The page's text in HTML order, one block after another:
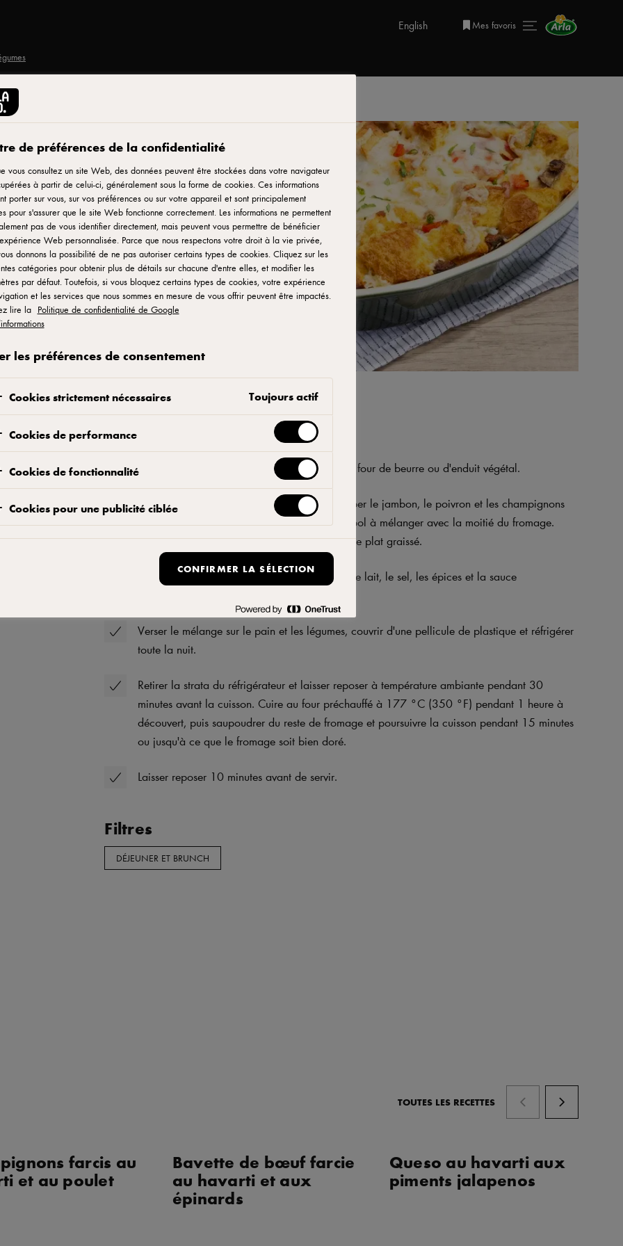
English Mes favoris
Imprimer
fromagée
Graisser légèrement un plat en verre allant au four de beurre ou d'enduit végétal.
Couper le pain en cubes d'environ 1 cm, couper le jambon, le poivron et les champignons
en dés et placer les cubes et les dés dans un bol à mélanger avec la moitié du fromage.
Combiner les ingrédients et les disposer dans le plat graissé.
Dans le bol à mélanger, incorporer les œufs, le lait, le sel, les épices et la sauce
Verser le mélange sur le pain et les légumes, couvrir d'une pellicule de plastique et réfrigérer
toute la nuit.
Retirer la strata du réfrigérateur et laisser reposer à température ambiante pendant 30
minutes avant la cuisson. Cuire au four préchauffé à 177 °C (350 °F) pendant 1 heure à
découvert, puis saupoudrer du reste de fromage et poursuivre la cuisson pendant 15 minutes
ou jusqu'à ce que le fromage soit bien doré.
Laisser reposer 10 minutes avant de servir.
Filtres
DÉJEUNER ET BRUNCH
TOUTES LES RECETTES
farcis au
et au poulet
Bavette de bœuf farcie
au havarti et aux
épinards
Queso au havarti aux
piments jalapenos
de préférences de la confidentialité
vous consultez un site Web, des données peuvent être stockées dans votre navigateur
à partir de celui-ci, généralement sous la forme de cookies. Ces informations
porter sur vous, sur vos préférences ou sur votre appareil et sont principalement
pour s'assurer que le site Web fonctionne correctement. Les informations ne permettent
pas de vous identifier directement, mais peuvent vous permettre de bénéficier
Web personnalisée. Parce que nous respectons votre droit à la vie privée,
donnons la possibilité de ne pas autoriser certains types de cookies. Cliquez sur les
catégories pour obtenir plus de détails sur chacune d'entre elles, et modifier les
par défaut. Toutefois, si vous bloquez certains types de cookies, votre expérience
et les services que nous sommes en mesure de vous offrir peuvent être impactés.
lire la Politique de confidentialité de Google
les préférences de consentement
Cookies strictement nécessaires Toujours actif
Cookies de performance
Cookies de fonctionnalité
Cookies pour une publicité ciblée
CONFIRMER LA SÉLECTION